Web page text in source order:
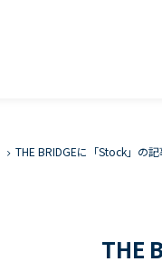
THE BRIDGEに「Stock」の
THE